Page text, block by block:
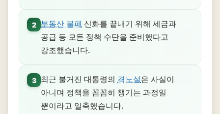
2 부동산 불패 신화를 끝내기 위해 세금과
공급 등 모든 정책 수단을 준비했다고
강조했습니다.
3 최근 불거진 대통령의 격노설은 사실이
아니며 정책을 꼼꼼히 챙기는 과정일
뿐이라고 일축했습니다.